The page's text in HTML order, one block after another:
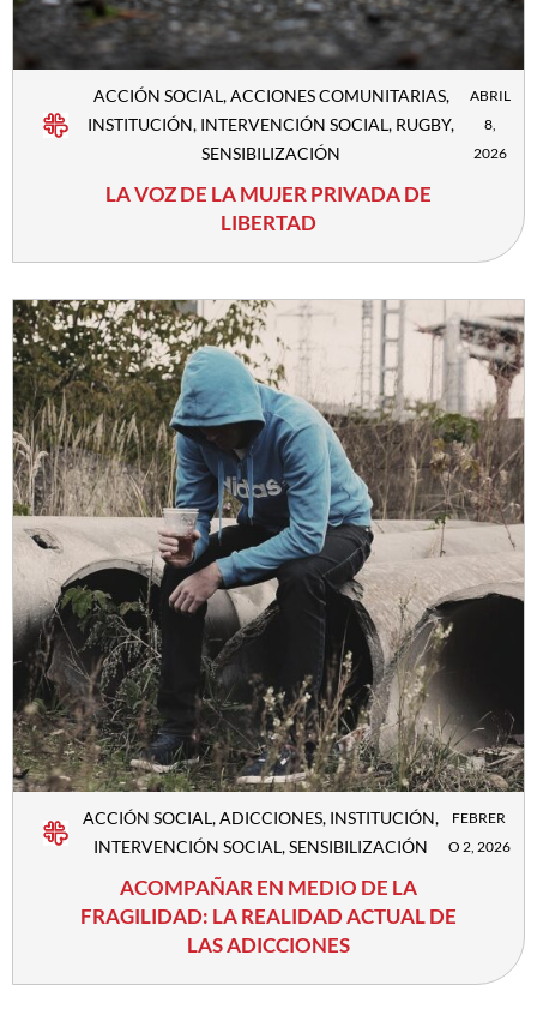
ACCIÓN SOCIAL,ACCIONES COMUNITARIAS,
INSTITUCIÓN, INTERVENCIÓN SOCIAL, RUGBY,
SENSIBILIZACIÓN
ABRIL
8,
2026
LA VOZ DE LA MUJER PRIVADA DE
LIBERTAD
ACCIÓN SOCIAL,ADICCIONES, INSTITUCIÓN,
INTERVENCIÓN SOCIAL,SENSIBILIZACIÓN
FEBRER
O 2, 2026
ACOMPAÑAR EN MEDIO DE LA
FRAGILIDAD: LA REALIDAD ACTUAL DE
LAS ADICCIONES